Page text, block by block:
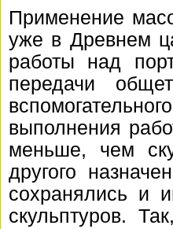
Применение
уже в Древнем
работы над
передачи
выполнения
меньше, чем
другого
сохранялись и
скульптуров.